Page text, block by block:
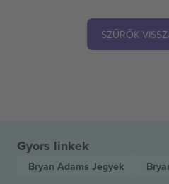
SZŰRŐK
Gyors linkek
Bryan Adams Jegyek